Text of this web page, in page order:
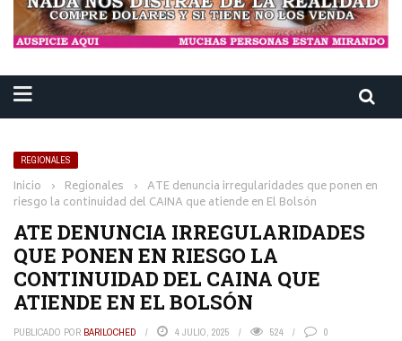
REGIONALES
Inicio › Regionales › ATE denuncia irregularidades que ponen en
riesgo la continuidad del CAINA que atiende en El Bolsón
ATE DENUNCIA IRREGULARIDADES
QUE PONEN EN RIESGO LA
CONTINUIDAD DEL CAINA QUE
ATIENDE EN EL BOLSÓN
PUBLICADO POR BARILOCHED 4 JULIO, 2025 524 0